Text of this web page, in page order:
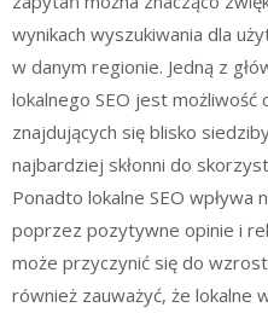
wynikach wyszukiwania dla
w danym regionie. Jedną z
lokalnego SEO jest
znajdujących się blisko
najbardziej skłonni do
Ponadto lokalne SEO wpływa
poprzez pozytywne opinie i
może przyczynić się do
również zauważyć, że lokalne